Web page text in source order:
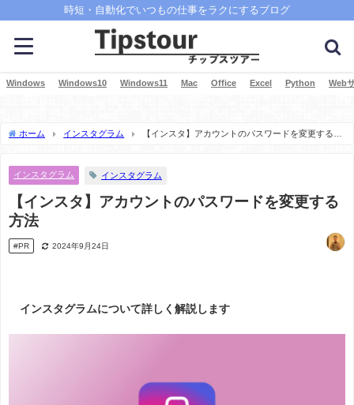
時短・自動化でいつもの仕事をラクにするブログ
Windows Windows10 Windows11 Mac Office Excel Python Web
ホーム インスタグラム
【インスタ】アカウントのパスワードを変更する方
インスタグラム インスタグラム
【インスタ】アカウントのパスワードを変更する
方法
#PR 2024年9月24日
インスタグラムについて詳しく解説します